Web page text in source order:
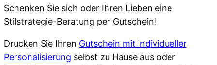
Schenken Sie sich oder Ihren Lieben eine
Stilstrategie-Beratung per Gutschein!
Drucken Sie Ihren Gutschein mit individueller
Personalisierung selbst zu Hause aus oder